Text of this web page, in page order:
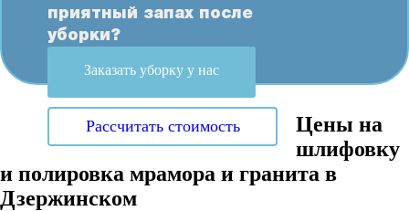
приятный запах после
уборки?
Заказать уборку у нас
Рассчитать стоимость
Цены на
шлифовку
и полировка мрамора и гранита в
Дзержинском